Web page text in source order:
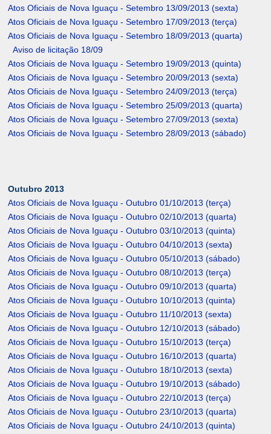
Atos Oficiais de Nova Iguaçu - Setembro 13/09/2013 (sexta)
Atos Oficiais de Nova Iguaçu - Setembro 17/09/2013 (terça)
Atos Oficiais de Nova Iguaçu - Setembro 18/09/2013 (quarta)
Aviso de licitação 18/09
Atos Oficiais de Nova Iguaçu - Setembro 19/09/2013 (quinta)
Atos Oficiais de Nova Iguaçu - Setembro 20/09/2013 (sexta)
Atos Oficiais de Nova Iguaçu - Setembro 24/09/2013 (terça)
Atos Oficiais de Nova Iguaçu - Setembro 25/09/2013 (quarta)
Atos Oficiais de Nova Iguaçu - Setembro 27/09/2013 (sexta)
Atos Oficiais de Nova Iguaçu - Setembro 28/09/2013 (sábado)
Outubro 2013
Atos Oficiais de Nova Iguaçu - Outubro 01/10/2013 (terça)
Atos Oficiais de Nova Iguaçu - Outubro 02/10/2013 (quarta)
Atos Oficiais de Nova Iguaçu - Outubro 03/10/2013 (quinta)
Atos Oficiais de Nova Iguaçu - Outubro 04/10/2013 (sexta)
Atos Oficiais de Nova Iguaçu - Outubro 05/10/2013 (sábado)
Atos Oficiais de Nova Iguaçu - Outubro 08/10/2013 (terça)
Atos Oficiais de Nova Iguaçu - Outubro 09/10/2013 (quarta)
Atos Oficiais de Nova Iguaçu - Outubro 10/10/2013 (quinta)
Atos Oficiais de Nova Iguaçu - Outubro 11/10/2013 (sexta)
Atos Oficiais de Nova Iguaçu - Outubro 12/10/2013 (sábado)
Atos Oficiais de Nova Iguaçu - Outubro 15/10/2013 (terça)
Atos Oficiais de Nova Iguaçu - Outubro 16/10/2013 (quarta)
Atos Oficiais de Nova Iguaçu - Outubro 18/10/2013 (sexta)
Atos Oficiais de Nova Iguaçu - Outubro 19/10/2013 (sábado)
Atos Oficiais de Nova Iguaçu - Outubro 22/10/2013 (terça)
Atos Oficiais de Nova Iguaçu - Outubro 23/10/2013 (quarta)
Atos Oficiais de Nova Iguaçu - Outubro 24/10/2013 (quinta)